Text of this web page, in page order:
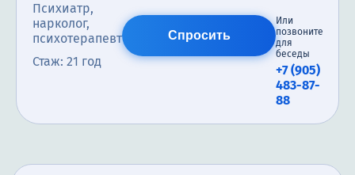
Психиатр,
нарколог,
психотерапевт
Стаж: 21 год
Спросить
Или
позвоните
для
беседы
+7 (905)
483-87-
88